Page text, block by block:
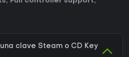
clave Steam o CD Key